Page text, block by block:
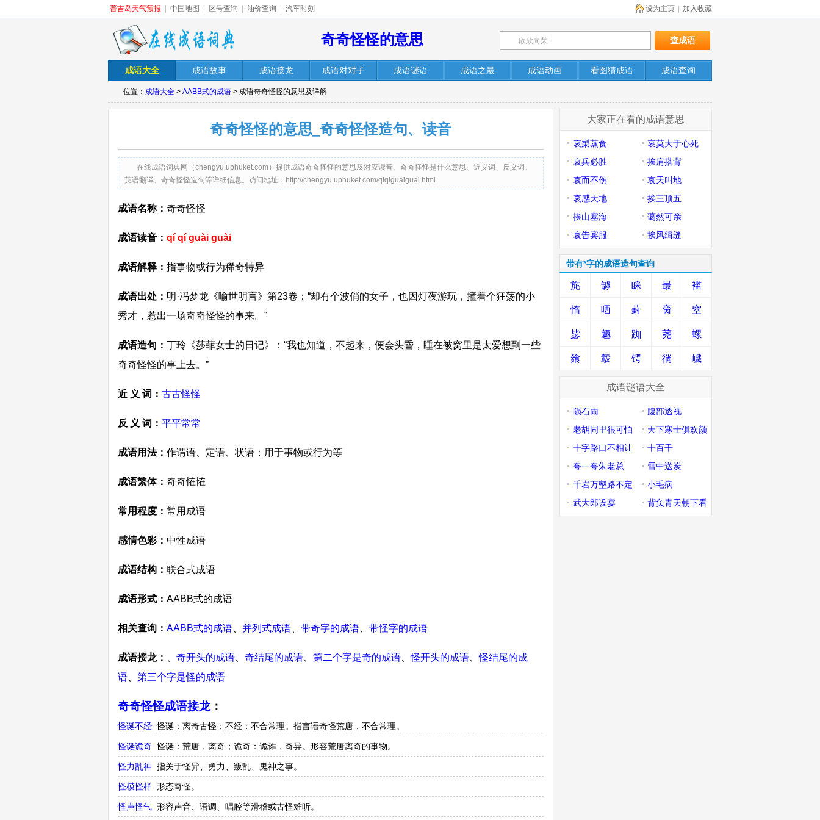
普吉岛天气预报 中国地图 区号查询 油价查询 汽车时刻 加入收藏
设为主页
奇奇怪怪的意思
成语大全 成语故事 成语接龙 成语对对子 成语谜语 成语之最 成语动画 看图猜成语 成语查询
位置： 成语大全 > AABB式的成语 > 成语奇奇怪怪的意思及详解
奇奇怪怪的意思_奇奇怪怪造句、读音
在线成语词典网（chengyu.uphuket.com）提供成语奇奇怪怪的意思及对应读音、奇奇怪怪是什么意思、近义词、反义词、
英语翻译、奇奇怪怪造句等详细信息。访问地址：http://chengyu.uphuket.com/qiqiguaiguai.html
成语名称： 奇奇怪怪
成语读音： qí qí guài guài
成语解释： 指事物或行为稀奇特异
成语出处： 明·冯梦龙《喻世明言》第23卷：“却有个波俏的女子，也因灯夜游玩，撞着个狂荡的小
秀才，惹出一场奇奇怪怪的事来。”
成语造句： 丁玲《莎菲女士的日记》：“我也知道，不起来，便会头昏，睡在被窝里是太爱想到一些
奇奇怪怪的事上去。”
近 义 词： 古古怪怪
反 义 词： 平平常常
成语用法： 作谓语、定语、状语；用于事物或行为等
成语繁体： 奇奇恠恠
常用程度： 常用成语
感情色彩： 中性成语
成语结构： 联合式成语
成语形式： AABB式的成语
相关查询： AABB式的成语 并列式成语 带奇字的成语 带怪字的成语
成语接龙： 奇开头的成语 奇结尾的成语 第二个字是奇的成语 、怪开头的成语 、怪结尾的成
语
第三个字是怪的成语
奇奇怪怪成语接龙：
怪诞不经 怪诞：离奇古怪；不经：不合常理。指言语奇怪荒唐，不合常理。
怪诞诡奇 怪诞：荒唐，离奇；诡奇：诡诈，奇异。形容荒唐离奇的事物。
怪力乱神 指关于怪异、勇力、叛乱、鬼神之事。
怪模怪样 形态奇怪。
怪声怪气 形容声音、语调、唱腔等滑稽或古怪难听。
大家正在看的成语意思
哀梨蒸食
哀莫大于心死
哀兵必胜
挨肩搭背
哀而不伤
哀天叫地
哀感天地
挨三顶五
挨山塞海
蔼然可亲
哀告宾服
挨风缉缝
带有*字的成语造句查询
旄 罅 睬 最 褴
惰 哂 葑 脔 窒
毖 魉 踟 荛 螺
飨 鷇 锷 徜 巇
成语谜语大全
陨石雨
腹部透视
老胡同里很可怕
天下寒士俱欢颜
十字路口不相让
十百千
夸一夸朱老总
雪中送炭
千岩万壑路不定
小毛病
武大郎设宴
背负青天朝下看